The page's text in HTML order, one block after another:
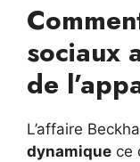
sociaux
de
L’affaire
dynamique ce